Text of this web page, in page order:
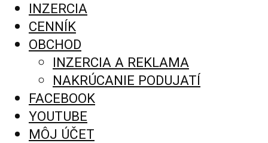
INZERCIA
CENNÍK
OBCHOD
INZERCIA A REKLAMA
NAKRÚCANIE PODUJATÍ
FACEBOOK
YOUTUBE
MÔJ ÚČET